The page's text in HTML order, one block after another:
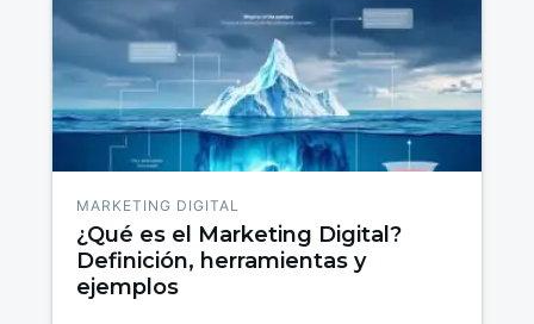
MARKETING DIGITAL
¿Qué es el Marketing Digital?
Definición, herramientas y
ejemplos